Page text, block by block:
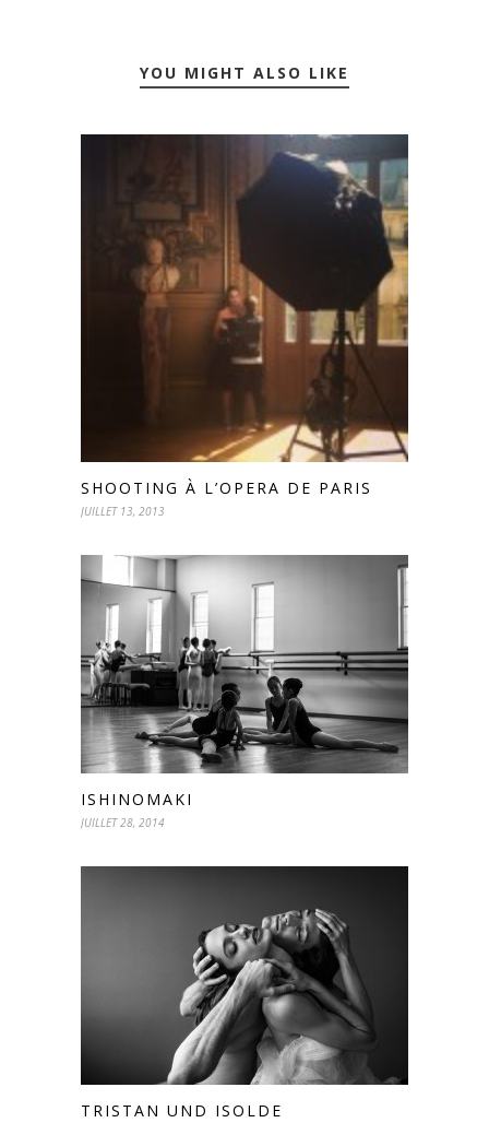
YOU MIGHT ALSO LIKE
SHOOTING À L’OPERA DE PARIS
JUILLET 13, 2013
ISHINOMAKI
JUILLET 28, 2014
TRISTAN UND ISOLDE